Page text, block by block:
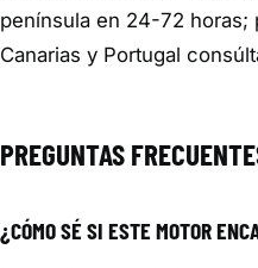
península en 24-72 horas;
Canarias y Portugal
PREGUNTAS
¿CÓMO SÉ SI ESTE MOTOR